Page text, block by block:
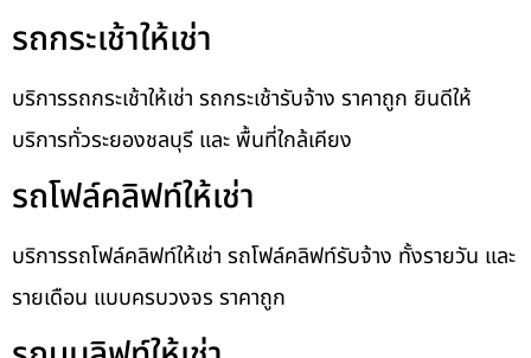
รถกระเช้าให้เช่า
บริการรถกระเช้าให้เช่า รถกระเช้ารับจ้าง ราคาถูก ยินดีให้
บริการทั่วระยองชลบุรี และ พื้นที่ใกล้เคียง
รถโฟล์คลิฟท์ให้เช่า
บริการรถโฟล์คลิฟท์ให้เช่า รถโฟล์คลิฟท์รับจ้าง ทั้งรายวัน และ
รายเดือน แบบครบวงจร ราคาถูก